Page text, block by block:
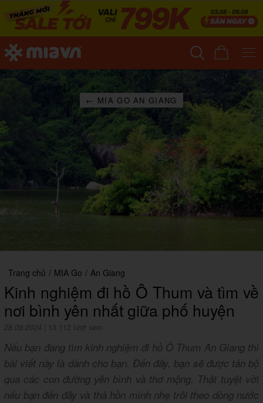
← MIA GO AN GIANG
Trang chủ / MIA Go / An Giang
Kinh nghiệm đi hồ Ô Thum và tìm về
nơi bình yên nhất giữa phố huyện
28.09.2024 13,112 lượt xem
Nếu bạn đang tìm kinh nghiệm đi hồ Ô Thum An Giang thì
bài viết này là dành cho bạn. Đến đây, bạn sẽ được tản bộ
qua các con đường yên bình và thơ mộng. Thật tuyệt vời
nếu bạn đến đây và thả hồn mình nhẹ trôi theo dòng nước